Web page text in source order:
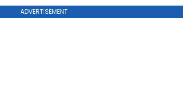
ADVERTISEMENT